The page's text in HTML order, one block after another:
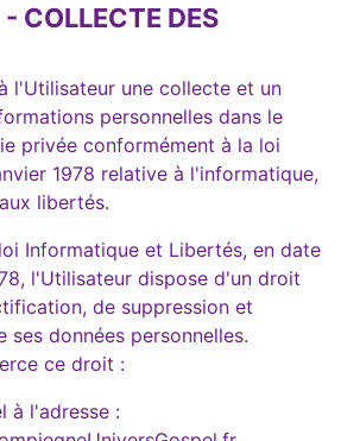
COLLECTE DES
l'Utilisateur une collecte et un
personnelles dans le
privée conformément à la loi
1978 relative à l'informatique,
libertés.
Informatique et Libertés, en date
l'Utilisateur dispose d'un droit
de suppression et
données personnelles.
ce droit :
à l'adresse :